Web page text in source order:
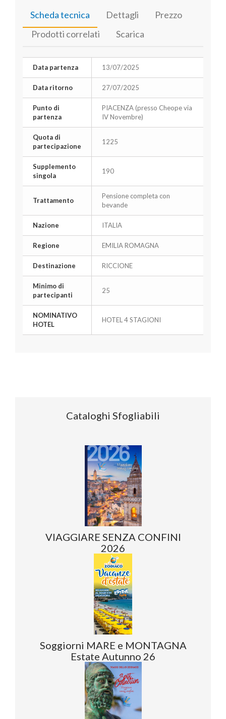
Scheda tecnica Dettagli
Prezzo
Prodotti correlati
Scarica
Data partenza 13/07/2025
Data ritorno 27/07/2025
Punto di
partenza
PIACENZA (presso Cheope via
IV Novembre)
Quota di
partecipazione
1225
Supplemento
singola
190
Trattamento
Pensione completa con
bevande
Nazione ITALIA
Regione EMILIA ROMAGNA
Destinazione RICCIONE
Minimo di
partecipanti
25
NOMINATIVO
HOTEL
HOTEL 4 STAGIONI
Cataloghi Sfogliabili
VIAGGIARE SENZA CONFINI
2026
Soggiorni MARE e MONTAGNA
Estate Autunno 26